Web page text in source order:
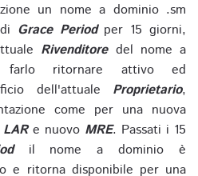
un nome a dominio .sm
Grace Periodper 15 giorni,
Rivenditoredel nome a
farlo ritornare attivo ed
dell'attuale Proprietario,
come per una nuova
LARe nuovo MRE. Passati i 15
il nome a dominio è
e ritorna disponibile per una